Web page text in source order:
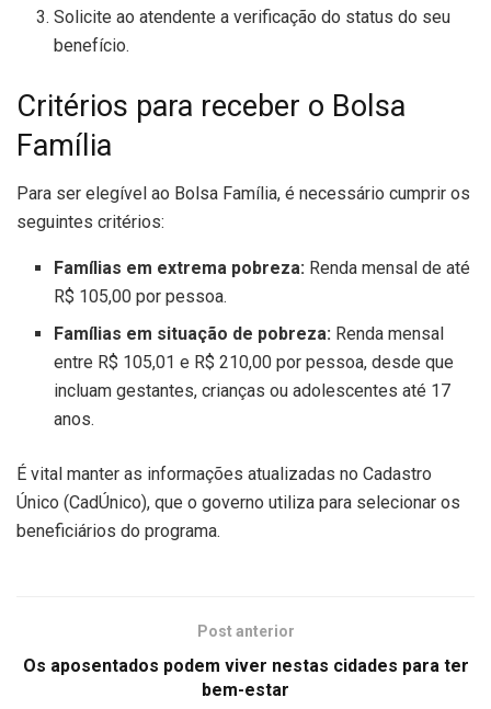
Solicite ao atendente a verificação do status do seu
benefício.
Critérios para receber o Bolsa
Família
Para ser elegível ao Bolsa Família, é necessário cumprir os
seguintes critérios:
Famílias em extrema pobreza: Renda mensal de até
R$ 105,00 por pessoa.
Famílias em situação de pobreza: Renda mensal
entre R$ 105,01 e R$ 210,00 por pessoa, desde que
incluam gestantes, crianças ou adolescentes até 17
anos.
É vital manter as informações atualizadas no Cadastro
Único (CadÚnico), que o governo utiliza para selecionar os
beneficiários do programa.
Post anterior
Os aposentados podem viver nestas cidades para ter
bem-estar